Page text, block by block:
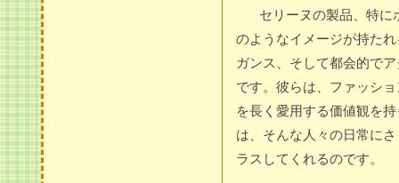
セリーヌの製品、特に
のようなイメージが持た
ガンス、そして都会的で
です。彼らは、ファッシ
を長く愛用する価値観を
は、そんな人々の日常に
ラスしてくれるのです。